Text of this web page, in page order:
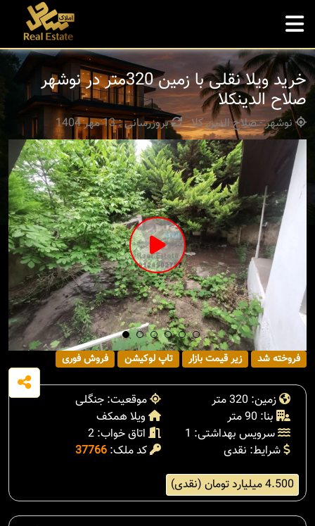
خرید ویلا نقلی با زمین 320متر در نوشهر
صلاح الدینکلا
نوشهر - صلاح الدین کلا بروزرسانی : 13 مهر 1404
فروخته شد زیر قیمت بازار تاپ لوکیشن فروش فوری
زمین: 320 متر
موقعیت: جنگلی
بنا: 90 متر
ویلا همکف
سرویس بهداشتی: 1
اتاق خواب: 2
شرایط: نقدی
کد ملک: 37766
4.500 میلیارد تومان (نقدی)